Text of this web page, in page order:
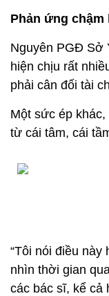
Phản ứng
Nguyên PGĐ Sở
hiện chịu rất
phải cân đối tài
Một sức ép
từ cái tâm, cái
“Tôi nói điều
nhìn thời gian
các bác sĩ, kể cả